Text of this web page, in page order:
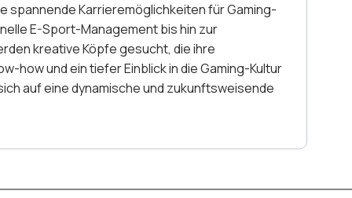
spannende Karrieremöglichkeiten für Gaming-
E-Sport-Management bis hin zur
kreative Köpfe gesucht, die ihre
how und ein tiefer Einblick in die Gaming-Kultur
auf eine dynamische und zukunftsweisende